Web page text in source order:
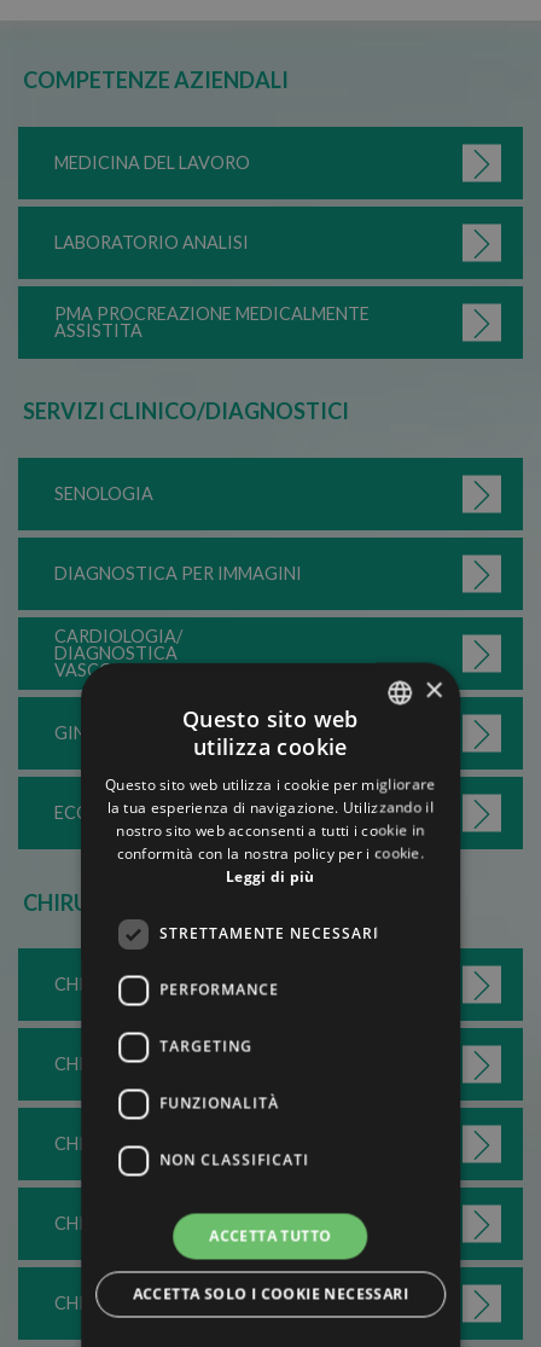
COMPETENZE AZIENDALI
MEDICINA DEL LAVORO
LABORATORIO ANALISI
PMA PROCREAZIONE MEDICALMENTE
ASSISTITA
SERVIZI CLINICO/DIAGNOSTICI
SENOLOGIA
DIAGNOSTICA PER IMMAGINI
CARDIOLOGIA/
DIAGNOSTICA
VASCOLARE
GINECOLOGIA
ECOGRAFIA
CHIRURGIA
CHIRURGIA OCULARE
CHIRURGIA DI PARETE
CHIRURGIA VASCOLARE
CHIRURGIA DERMATOLOGICA
CHIRURGIA UROLOGICA
ENGLISH
GERMAN
×
Questo sito web
utilizza cookie
Questo sito web utilizza i cookie per migliorare
la tua esperienza di navigazione. Utilizzando il
nostro sito web acconsenti a tutti i cookie in
conformità con la nostra policy per i cookie.
Leggi di più
STRETTAMENTE NECESSARI
PERFORMANCE
TARGETING
FUNZIONALITÀ
NON CLASSIFICATI
ACCETTA TUTTO
ACCETTA SOLO I COOKIE NECESSARI